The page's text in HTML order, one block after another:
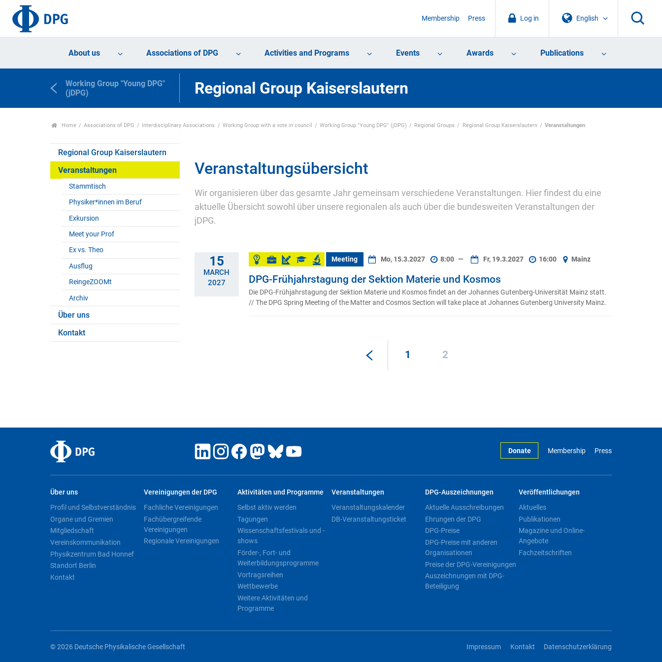
English
Log in
Membership Press
About us Associations of DPG Activities and Programs Events Awards Publications
Working Group "Young DPG"
(jDPG)
Regional Group Kaiserslautern
Home Associations of DPG Interdisciplinary Associations Working Group with a vote in council Working Group "Young DPG" (jDPG) Regional Groups Regional Group Kaiserslautern Veranstaltungen
Regional Group Kaiserslautern
Veranstaltungen
Stammtisch
Physiker*innen im Beruf
Exkursion
Meet your Prof
Ex vs. Theo
Ausflug
ReingeZOOMt
Archiv
Über uns
Kontakt
Veranstaltungsübersicht
Wir organisieren über das gesamte Jahr gemeinsam verschiedene Veranstaltungen. Hier findest du eine
aktuelle Übersicht sowohl über unsere regionalen als auch über die bundesweiten Veranstaltungen der
jDPG.
15
MARCH
2027
Meeting Mo, 15.3.2027 8:00 — Fr, 19.3.2027 16:00 Mainz
DPG-Frühjahrstagung der Sektion Materie und Kosmos
Die DPG-Frühjahrstagung der Sektion Materie und Kosmos findet an der Johannes Gutenberg-Universität Mainz statt.
// The DPG Spring Meeting of the Matter and Cosmos Section will take place at Johannes Gutenberg University Mainz.
1 2
Donate Membership Press
Über uns
Profil und Selbstverständnis
Organe und Gremien
Mitgliedschaft
Vereinskommunikation
Physikzentrum Bad Honnef
Standort Berlin
Kontakt
Vereinigungen der DPG
Fachliche Vereinigungen
Fachübergreifende
Vereinigungen
Regionale Vereinigungen
Aktivitäten und Programme
Selbst aktiv werden
Tagungen
Wissenschaftsfestivals und -
shows
Förder-, Fort- und
Weiterbildungsprogramme
Vortragsreihen
Wettbewerbe
Weitere Aktivitäten und
Programme
Veranstaltungen
Veranstaltungskalender
DB-Veranstaltungsticket
DPG-Auszeichnungen
Aktuelle Ausschreibungen
Ehrungen der DPG
DPG-Preise
DPG-Preise mit anderen
Organisationen
Preise der DPG-Vereinigungen
Auszeichnungen mit DPG-
Beteiligung
Veröffentlichungen
Aktuelles
Publikationen
Magazine und Online-
Angebote
Fachzeitschriften
© 2026 Deutsche Physikalische Gesellschaft Impressum Kontakt Datenschutzerklärung